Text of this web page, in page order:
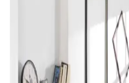
uyumlu renk ve desen önerileri
Yılbaşı Nevresimleri ile Ev
Geliştirin ve Atmosferinizi
Yılbaşı nevresimleri, renk, motif ve
özel bir atmosfer yaratır. Dekorasyon
yansıtın ve yeni yılı sevdiklerinizle